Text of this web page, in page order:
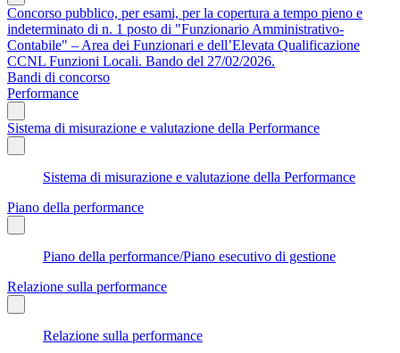
Concorso pubblico, per esami, per la copertura a tempo pieno e
indeterminato di n. 1 posto di "Funzionario Amministrativo-
Contabile" – Area dei Funzionari e dell’Elevata Qualificazione
CCNL Funzioni Locali. Bando del 27/02/2026.
Bandi di concorso
Performance
Sistema di misurazione e valutazione della Performance
Sistema di misurazione e valutazione della Performance
Piano della performance
Piano della performance/Piano esecutivo di gestione
Relazione sulla performance
Relazione sulla performance